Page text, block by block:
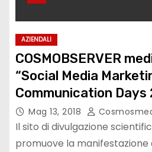
AZIENDALI
COSMOBSERVER
“Social Media
Communication Days
Mag 13, 2018
Il sito di divulgazione
promuove la manifestazione